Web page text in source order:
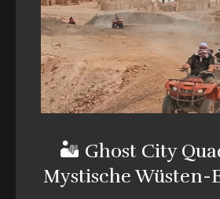
🏜️ Ghost City
Mystische